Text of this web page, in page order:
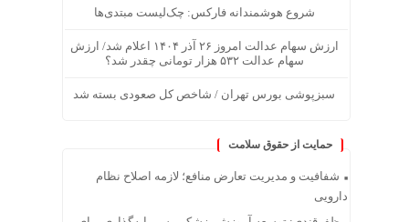
شروع هوشمندانه فارکس: چک‌لیست مبتدی‌ها
ارزش سهام عدالت امروز ۲۶ آذر ۱۴۰۴ اعلام شد/ ارزش
سهام عدالت ۵۳۲ هزار تومانی چقدر شد؟
سبزپوشی بورس تهران / شاخص کل صعودی بسته شد
حمایت از حقوق سلامت
شفافیت و مدیریت تعارض منافع؛ لازمه اصلاح نظام
دارویی